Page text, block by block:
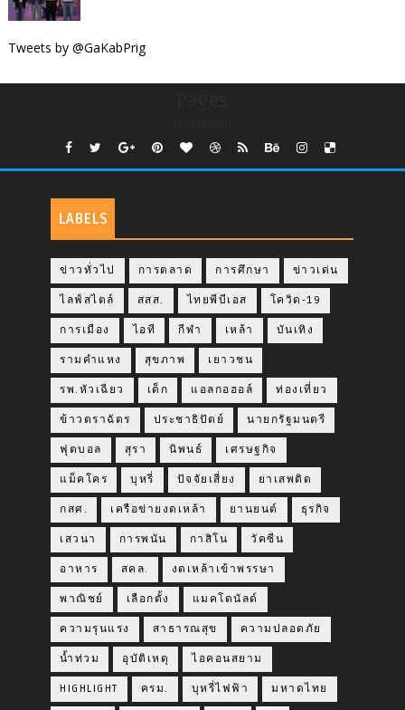
Tweets by @GaKabPrig
LABELS
ข่าวทั่วไป การตลาด การศึกษา ข่าวเด่น
ไลฟ์สไตล์ สสส. ไทยพีบีเอส โควิด-19
การเมือง ไอที กีฬา เหล้า บันเทิง
รามคำแหง สุขภาพ เยาวชน
รพ.หัวเฉียว เด็ก แอลกอฮอล์ ท่องเที่ยว
ข้าวตราฉัตร ประชาธิปัตย์ นายกรัฐมนตรี
ฟุตบอล สุรา นิพนธ์ เศรษฐกิจ
แม็คโคร บุหรี่ ปัจจัยเสี่ยง ยาเสพติด
กสศ. เครือข่ายงดเหล้า ยานยนต์ ธุรกิจ
เสวนา การพนัน กาสิโน วัคซีน
อาหาร สคล. งดเหล้าเข้าพรรษา
พาณิชย์ เลือกตั้ง แมคโดนัลด์
ความรุนแรง สาธารณสุข ความปลอดภัย
น้ำท่วม อุบัติเหตุ ไอคอนสยาม
HIGHLIGHT ครม. บุหรี่ไฟฟ้า มหาดไทย